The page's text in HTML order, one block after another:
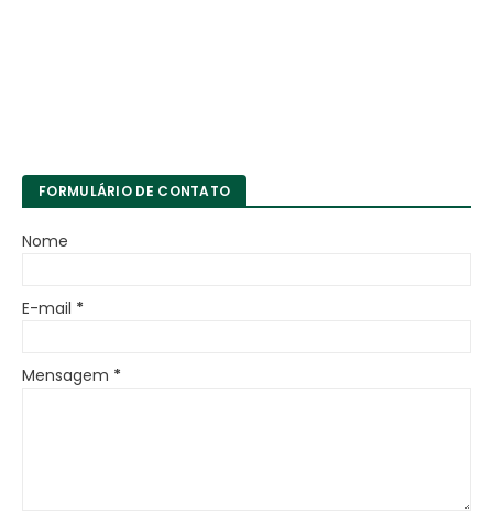
FORMULÁRIO DE CONTATO
Nome
E-mail *
Mensagem *